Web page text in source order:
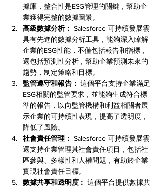
據庫，整合性是ESG管理的關鍵，幫助企
業獲得完整的數據圖景。
高級數據分析： Salesforce 可持續發展雲
具有先進的數據分析工具，能夠深入瞭解
企業的ESG性能，不僅包括報告和指標，
還包括預測性分析，幫助企業預測未來的
趨勢，制定策略和目標。
監管遵守和報告： 這個平台支持企業滿足
ESG相關的監管要求，並能夠生成符合標
準的報告，以向監管機構和利益相關者展
示企業的可持續性表現，提高了透明度，
降低了風險。
社會責任管理： Salesforce 可持續發展雲
還支持企業管理其社會責任項目，包括社
區參與、多樣性和人權問題，有助於企業
實現社會責任目標。
數據共享和透明度： 這個平台提供數據共